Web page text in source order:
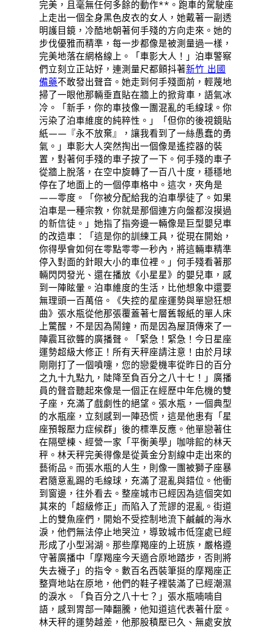
完美，且毫無任何多餘的動作**。跑車的駕駛座
上走出一個全身黑色皮衣的女人，她戴著一副透
明護目鏡，冷酷地朝著何手殘的方向走來。她的
步伐優雅而精準，每一步都像是被測量過一樣，
完美地落在網格線上。「車影大人！」泊車警察
們立刻立正站好，連測量尺都顫抖著新竹 出國
備藥不敢發出聲音。她走到何手殘面前，輕蔑地
掃了一眼他那輛垂直貼在牆上的掀背車，語氣冰
冷。「新手，你的車技像一團混亂的毛線球。你
污染了泊車維度的純粹性。」「但你的後視鏡貼
紙——『永不放棄』，讓我看到了一絲愚蠢的勇
氣。」車影大人突然掏出一個像是遙控器的裝
置，對著何手殘的車子按了一下。何手殘的車子
從牆上脫落，在空中旋轉了一百八十度，穩穩地
停在了地面上的一個停車格中。這次，夾角是
——零度。「你被分配給我的泊車學徒了。如果
泊車是一種宗教，你就是那個連方向盤都沒摸過
的新信徒。」她指了指旁邊一輛像是巨型嬰兒車
的改造車：「這是你的訓練工具，從現在開始，
你得學會如何在零點零零一秒內，將這輛車精準
停入對面的針眼大小的車位裡。」何手殘看著那
輛閃閃發光、還在播放《小星星》的嬰兒車，感
到一陣眩暈。泊車維度的生活，比他想象中還要
無理頭一百萬倍。《失控的星座運勢與單戀狂想
曲》張水瓶從他那張覆蓋著七層舊報紙的單人床
上驚醒，不是因為鬧鐘，而是因為屋頂傳來了一
陣震耳欲聾的廣播聲。「緊急！緊急！今日星座
運勢超級大修正！所有天秤座請注意！由於月球
剛剛打了一個噴嚏，您的戀愛機率從昨日的百分
之九十九點九，陡降至負百分之八十七！」廣播
員的聲音聽起來像是一個正在經歷中年危機的雙
子座，充滿了戲劇性的絕望。張水瓶，一個典型
的水瓶座，立刻感到一陣恐慌，這是他患有「星
座預報壓力症候群」後的標準反應。他單戀著住
在隔壁棟、經營一家「平衡美學」咖啡館的林天
秤。林天秤完美得像是從黃金分割線中走出來的
藝術品。而張水瓶的人生，則像一團被獅子座暴
君隨意亂踢的毛線球，充滿了混亂與錯位。他衝
到窗邊，往外看去。整座城市已經因為這個突如
其來的「超級修正」而陷入了荒謬的混亂。街道
上的雙魚座們，開始不受控制地流下鹹鹹的海水
淚，他們無法停止地哭泣，導致城市低窪處已經
形成了小型潟湖。那些摩羯座的上班族，嚴格遵
守著廣播中「摩羯座今天適合原地踏步，否則將
失去襪子」的指令。數百名西裝筆挺的摩羯座正
整齊地站在原地，他們的鞋子裡裝滿了已經潮濕
的淚水。「負百分之八十七？」張水瓶喃喃自
語，感到胃部一陣翻騰，他知道這代表著什麼。
林天秤的運勢越差，他那股積壓已久、無處安放